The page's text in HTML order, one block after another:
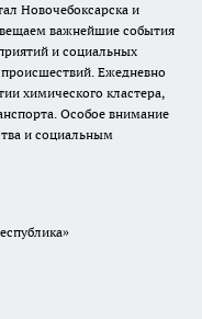
Новочебоксарска и
важнейшие события
и социальных
Ежедневно
химического кластера,
Особое внимание
и социальным